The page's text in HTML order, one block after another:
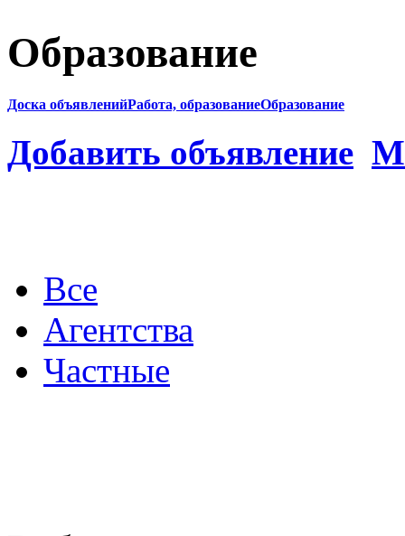
Образование
Доска объявленийРабота, образованиеОбразование
Добавить объявление
Все
Агентства
Частные